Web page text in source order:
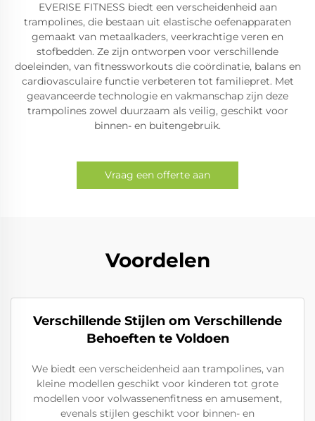
EVERISE FITNESS biedt een verscheidenheid aan
trampolines, die bestaan uit elastische oefenapparaten
gemaakt van metaalkaders, veerkrachtige veren en
stofbedden. Ze zijn ontworpen voor verschillende
doeleinden, van fitnessworkouts die coördinatie, balans en
cardiovasculaire functie verbeteren tot familiepret. Met
geavanceerde technologie en vakmanschap zijn deze
trampolines zowel duurzaam als veilig, geschikt voor
binnen- en buitengebruik.
Vraag een offerte aan
Voordelen
Verschillende Stijlen om Verschillende
Behoeften te Voldoen
We biedt een verscheidenheid aan trampolines, van
kleine modellen geschikt voor kinderen tot grote
modellen voor volwassenenfitness en amusement,
evenals stijlen geschikt voor binnen- en